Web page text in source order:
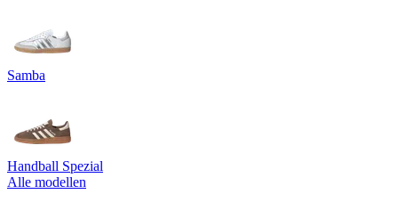
Samba
Handball Spezial
Alle modellen